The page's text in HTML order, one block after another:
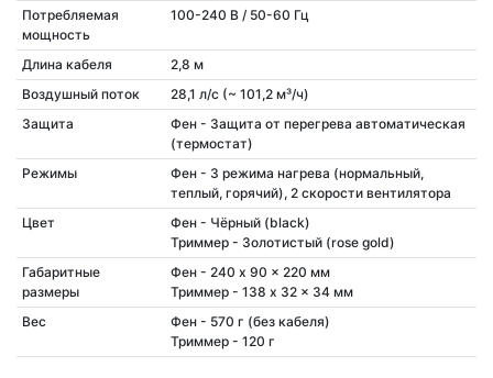
Потребляемая
мощность
100-240 В / 50-60 Гц
Длина кабеля
2,8 м
Воздушный поток
28,1 л/с (~ 101,2 м³/ч)
Защита
Фен - Защита от перегрева автоматическая
(термостат)
Режимы
Фен - 3 режима нагрева (нормальный,
теплый, горячий), 2 скорости вентилятора
Цвет
Фен - Чёрный (black)
Триммер - Золотистый (rose gold)
Габаритные
размеры
Фен - 240 x 90 x 220 мм
Триммер - 138 x 32 x 34 мм
Вес
Фен - 570 г (без кабеля)
Триммер - 120 г